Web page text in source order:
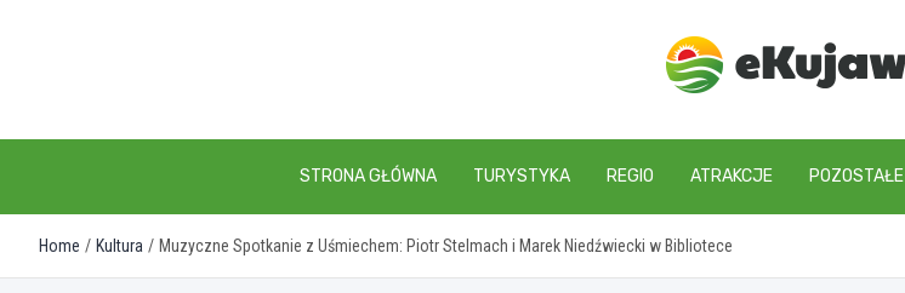
ekujawy.pl
STRONA GŁÓWNA TURYSTYKA REGIO ATRAKCJE POZOSTAŁE
Home Kultura Muzyczne Spotkanie z Uśmiechem: Piotr Stelmach i Marek Niedźwiecki w Bibliotece